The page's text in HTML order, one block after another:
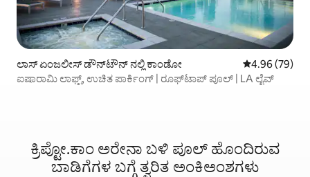
ಲಾಸ್ ಏಂಜಲೀಸ್ ಡೌನ್‌ಟೌನ್ ನಲ್ಲಿ ಕಾಂಡೋ 5 ರಲ್ಲಿ 4.96
4.96 (79)
ಐಷಾರಾಮಿ ಲಾಫ್ಟ್, ಉಚಿತ ಪಾರ್ಕಿಂಗ್ | ರೂಫ್‌ಟಾಪ್ ಪೂಲ್ | LA ಲೈವ್
ಕ್ರಿಪ್ಟೋ.ಕಾಂ ಅರೇನಾ ಬಳಿ ಪೂಲ್ ಹೊಂದಿರುವ
ಬಾಡಿಗೆಗಳ ಬಗ್ಗೆ ತ್ವರಿತ ಅಂಕಿಅಂಶಗಳು